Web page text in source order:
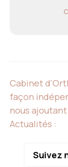
Cabinet
façon
nous
Actualités :
Suivez